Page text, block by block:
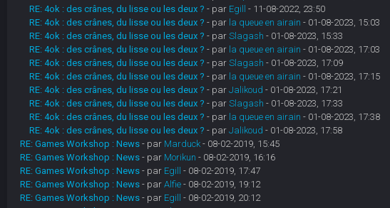
RE: 4ok : des crânes, du lisse ou les deux ? - par Egill
- 11-08-2022, 23:50
RE: 4ok : des crânes, du lisse ou les deux ? - par la queue en airain - 01-08-2023, 15:03
RE: 4ok : des crânes, du lisse ou les deux ? - par Slagash - 01-08-2023, 15:33
RE: 4ok : des crânes, du lisse ou les deux ? - par la queue en airain - 01-08-2023, 17:03
RE: 4ok : des crânes, du lisse ou les deux ? - par Slagash - 01-08-2023, 17:09
RE: 4ok : des crânes, du lisse ou les deux ? - par la queue en airain - 01-08-2023, 17:15
RE: 4ok : des crânes, du lisse ou les deux ? - par Jalikoud - 01-08-2023, 17:21
RE: 4ok : des crânes, du lisse ou les deux ? - par Slagash - 01-08-2023, 17:33
RE: 4ok : des crânes, du lisse ou les deux ? - par la queue en airain - 01-08-2023, 17:38
RE: 4ok : des crânes, du lisse ou les deux ? - par Jalikoud - 01-08-2023, 17:58
RE: Games Workshop : News - par Marduck- 08-02-2019, 15:45
RE: Games Workshop : News - par Morikun - 08-02-2019, 16:16
RE: Games Workshop : News - par Egill
- 08-02-2019, 17:47
RE: Games Workshop : News - par Alfie- 08-02-2019, 19:12
RE: Games Workshop : News - par Egill
- 08-02-2019, 20:12